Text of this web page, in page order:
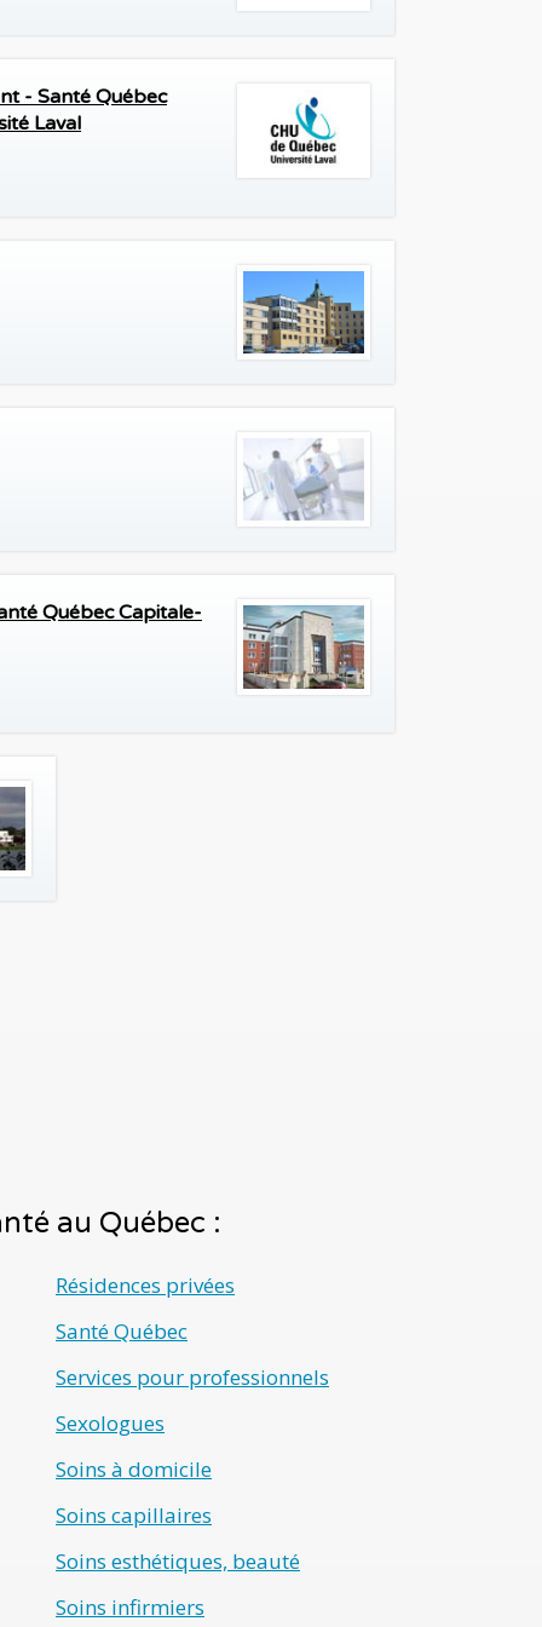
- Santé Québec
Laval
Québec Capitale-
au Québec :
Résidences privées
Santé Québec
Services pour professionnels
Sexologues
Soins à domicile
Soins capillaires
Soins esthétiques, beauté
Soins infirmiers